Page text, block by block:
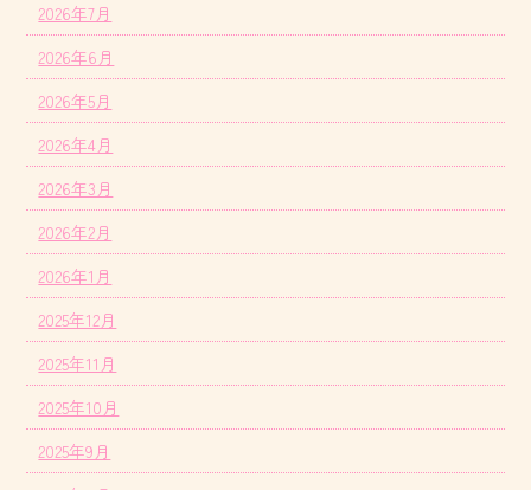
2026年7月
2026年6月
2026年5月
2026年4月
2026年3月
2026年2月
2026年1月
2025年12月
2025年11月
2025年10月
2025年9月